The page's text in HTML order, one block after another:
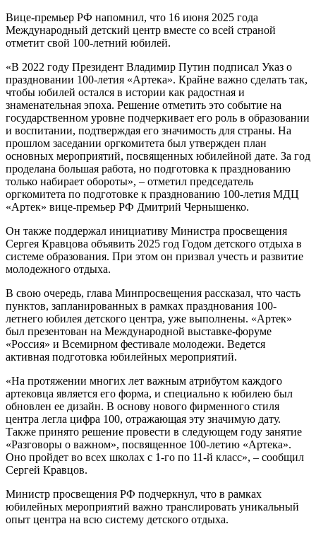
Вице-премьер РФ напомнил, что 16 июня 2025 года
Международный детский центр вместе со всей страной
отметит свой 100-летний юбилей.
«В 2022 году Президент Владимир Путин подписал Указ о
праздновании 100-летия «Артека». Крайне важно сделать так,
чтобы юбилей остался в истории как радостная и
знаменательная эпоха. Решение отметить это событие на
государственном уровне подчеркивает его роль в образовании
и воспитании, подтверждая его значимость для страны. На
прошлом заседании оргкомитета был утвержден план
основных мероприятий, посвященных юбилейной дате. За год
проделана большая работа, но подготовка к празднованию
только набирает обороты», – отметил председатель
оргкомитета по подготовке к празднованию 100-летия МДЦ
«Артек» вице-премьер РФ Дмитрий Чернышенко.
Он также поддержал инициативу Министра просвещения
Сергея Кравцова объявить 2025 год Годом детского отдыха в
системе образования. При этом он призвал учесть и развитие
молодежного отдыха.
В свою очередь, глава Минпросвещения рассказал, что часть
пунктов, запланированных в рамках празднования 100-
летнего юбилея детского центра, уже выполнены. «Артек»
был презентован на Международной выставке-форуме
«Россия» и Всемирном фестивале молодежи. Ведется
активная подготовка юбилейных мероприятий.
«На протяжении многих лет важным атрибутом каждого
артековца является его форма, и специально к юбилею был
обновлен ее дизайн. В основу нового фирменного стиля
центра легла цифра 100, отражающая эту значимую дату.
Также принято решение провести в следующем году занятие
«Разговоры о важном», посвященное 100-летию «Артека».
Оно пройдет во всех школах с 1-го по 11-й класс», – сообщил
Сергей Кравцов.
Министр просвещения РФ подчеркнул, что в рамках
юбилейных мероприятий важно транслировать уникальный
опыт центра на всю систему детского отдыха.